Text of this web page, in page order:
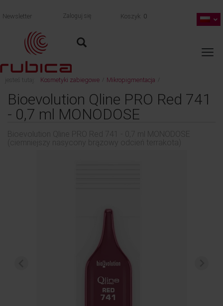
Newsletter Zaloguj się Koszyk 0
jesteś tutaj: Kosmetyki zabiegowe Mikropigmentacja
Bioevolution Qline PRO Red 741 - 0,7 ml MONODOSE (ciemniejszy nasycony
brązowy odcień terrakota)
Bioevolution Qline PRO Red 741
- 0,7 ml MONODOSE
Bioevolution Qline PRO Red 741 - 0,7 ml MONODOSE
(ciemniejszy nasycony brązowy odcień terrakota)